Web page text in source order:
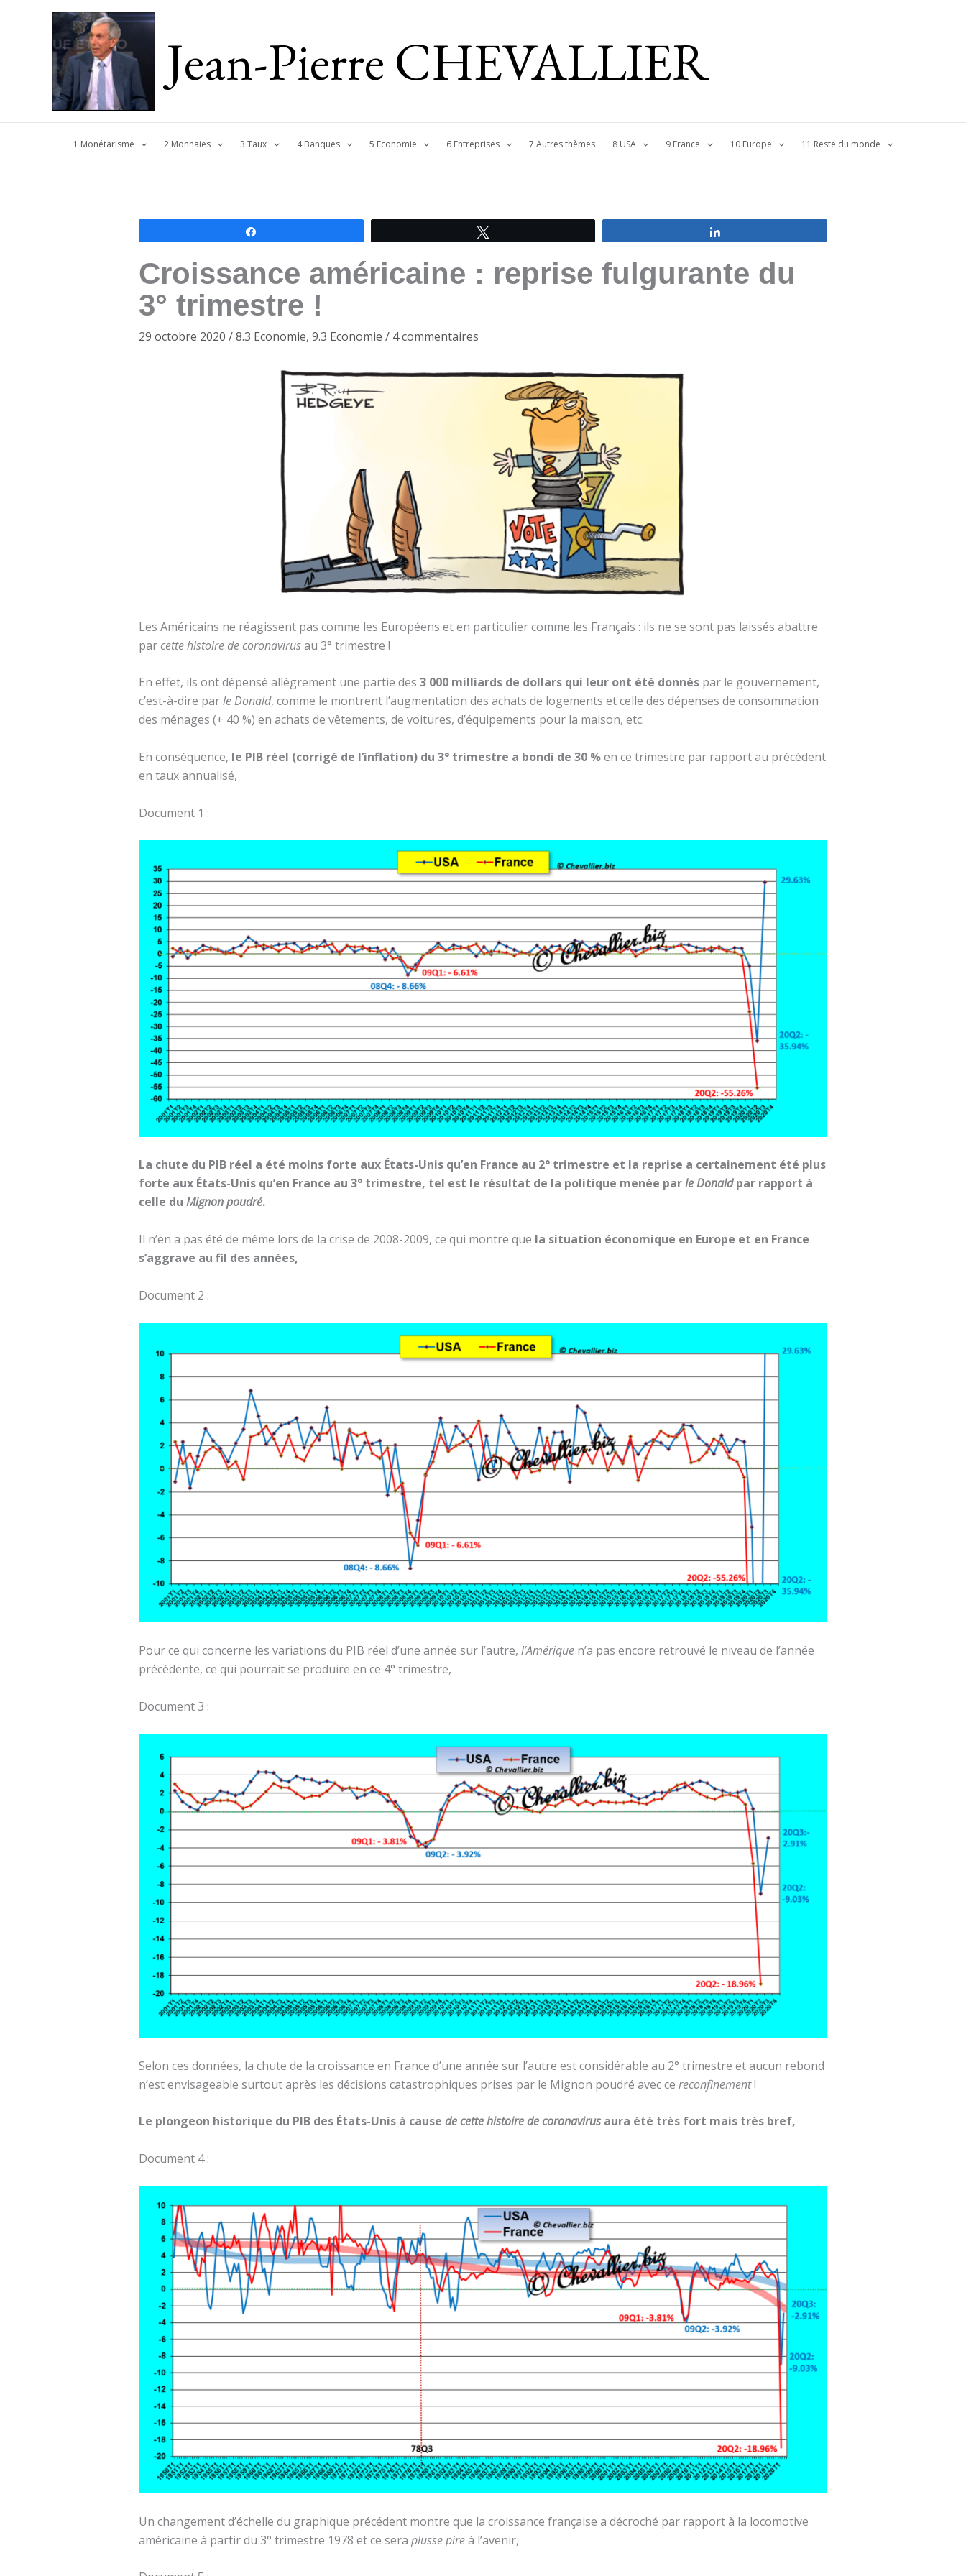
Jean-Pierre CHEVALLIER
1 Monétarisme 2 Monnaies 3 Taux 4 Banques 5 Economie 6 Entreprises 7 Autres thèmes 8 USA 9 France 10 Europe 11 Reste du monde
Croissance américaine : reprise fulgurante du
3° trimestre !
29 octobre 2020 /8.3 Economie, 9.3 Economie / 4 commentaires
Les Américains ne réagissent pas comme les Européens et en particulier comme les Français : ils ne se sont pas laissés abattre
par cette histoire de coronavirusau 3° trimestre !
En effet, ils ont dépensé allègrement une partie des 3 000 milliards de dollars qui leur ont été donnés par le gouvernement,
c’est-à-dire parle Donald, comme le montrent l’augmentation des achats de logements et celle des dépenses de consommation
des ménages (+ 40 %) en achats de vêtements, de voitures, d’équipements pour la maison, etc.
En conséquence, le PIB réel (corrigé de l’inflation) du 3° trimestre a bondi de 30 %en ce trimestre par rapport au précédent
en taux annualisé,
Document 1 :
La chute du PIB réel a été moins forte aux États-Unis qu’en France au 2° trimestre et la reprise a certainement été plus
forte aux États-Unis qu’en France au 3° trimestre, tel est le résultat de la politique menée parle Donaldpar rapport à
celle du Mignon poudré.
Il n’en a pas été de même lors de la crise de 2008-2009, ce qui montre que la situation économique en Europe et en France
s’aggrave au fil des années,
Document 2 :
Pour ce qui concerne les variations du PIB réel d’une année sur l’autre, l’Amérique n’a pas encore retrouvé le niveau de l’année
précédente, ce qui pourrait se produire en ce 4° trimestre,
Document 3 :
Selon ces données, la chute de la croissance en France d’une année sur l’autre est considérable au 2° trimestre et aucun rebond
n’est envisageable surtout après les décisions catastrophiques prises par le Mignon poudré avec ce reconfinement!
Le plongeon historique du PIB des États-Unis à cause de cette histoire de coronavirus aura été très fort mais très bref,
Document 4 :
Un changement d’échelle du graphique précédent montre que la croissance française a décroché par rapport à la locomotive
américaine à partir du 3° trimestre 1978 et ce sera plusse pireà l’avenir,